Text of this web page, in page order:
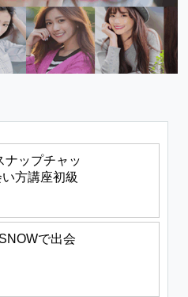
ナップチャッ
い方講座初級
で出会